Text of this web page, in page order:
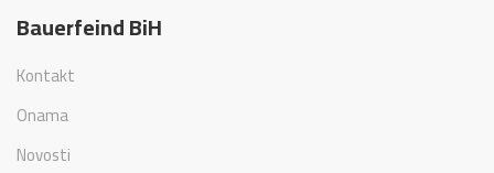
Bauerfeind BiH
Kontakt
Onama
Novosti